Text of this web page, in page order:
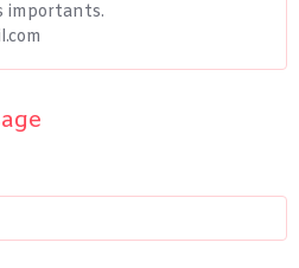
importants.